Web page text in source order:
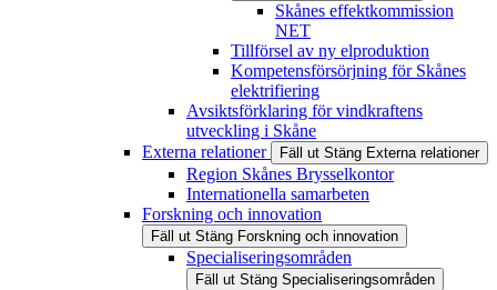
Skånes effektkommission
NET
Tillförsel av ny elproduktion
Kompetensförsörjning för Skånes
elektrifiering
Avsiktsförklaring för vindkraftens
utveckling i Skåne
Externa relationer
Fäll ut Stäng Externa relationer
Region Skånes Brysselkontor
Internationella samarbeten
Forskning och innovation
Fäll ut Stäng Forskning och innovation
Specialiseringsområden
Fäll ut Stäng Specialiseringsområden